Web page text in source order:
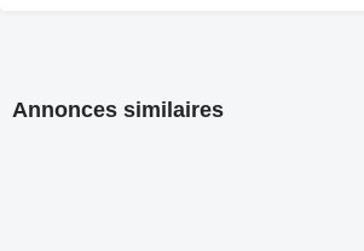
Annonces similaires